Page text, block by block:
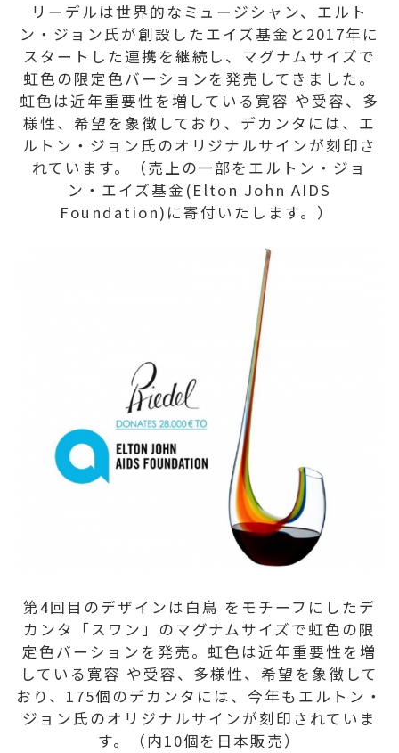
リーデルは世界的なミュージシャン、エルト
ン・ジョン氏が創設したエイズ基金と2017年に
スタートした連携を継続し、マグナムサイズで
虹色の限定色バーションを発売してきました。
虹色は近年重要性を増している寛容 や受容、多
様性、希望を象徴しており、デカンタには、エ
ルトン・ジョン氏のオリジナルサインが刻印さ
れています。（売上の一部をエルトン・ジョ
ン・エイズ基金(Elton John AIDS
Foundation)に寄付いたします。）
第4回目のデザインは白鳥 をモチーフにしたデ
カンタ「スワン」のマグナムサイズで虹色の限
定色バーションを発売。虹色は近年重要性を増
している寛容 や受容、多様性、希望を象徴して
おり、175個のデカンタには、今年もエルトン・
ジョン氏のオリジナルサインが刻印されていま
す。（内10個を日本販売）